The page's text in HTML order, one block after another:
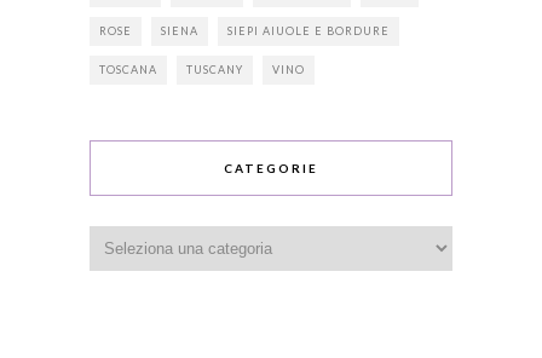
ROSE SIENA SIEPI AIUOLE E BORDURE
TOSCANA TUSCANY VINO
CATEGORIE